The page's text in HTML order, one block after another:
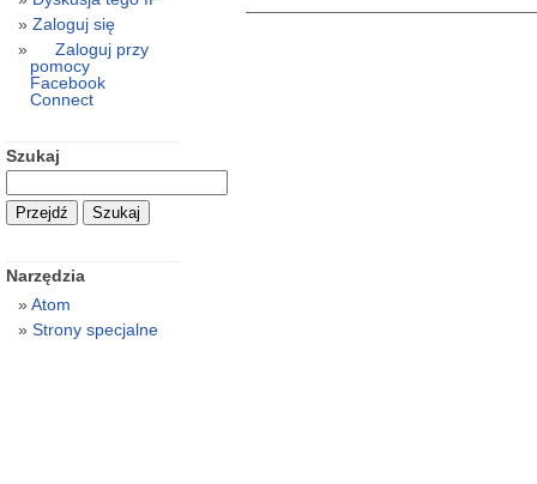
Zaloguj się
Zaloguj przy
pomocy
Facebook
Connect
Szukaj
Narzędzia
Atom
Strony specjalne